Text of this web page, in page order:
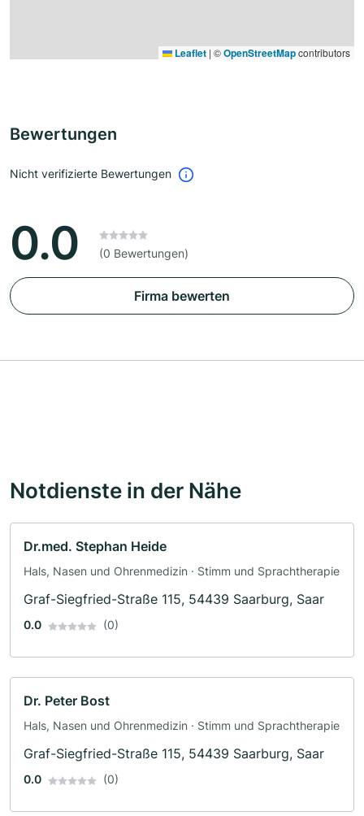
Leaflet | ©OpenStreetMapcontributors
Bewertungen
Nicht verifizierte Bewertungen
0.0 (0 Bewertungen)
Firma bewerten
Notdienste in der Nähe
Dr.med. Stephan Heide
Hals, Nasen und Ohrenmedizin · Stimm und Sprachtherapie
Graf-Siegfried-Straße 115, 54439 Saarburg, Saar
0.0 (0)
Dr. Peter Bost
Hals, Nasen und Ohrenmedizin · Stimm und Sprachtherapie
Graf-Siegfried-Straße 115, 54439 Saarburg, Saar
0.0 (0)